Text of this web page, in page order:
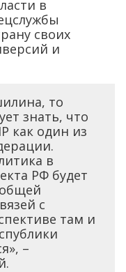
в
своих
и
то
знать, что
как один из
в
РФ будет
с
там и
–